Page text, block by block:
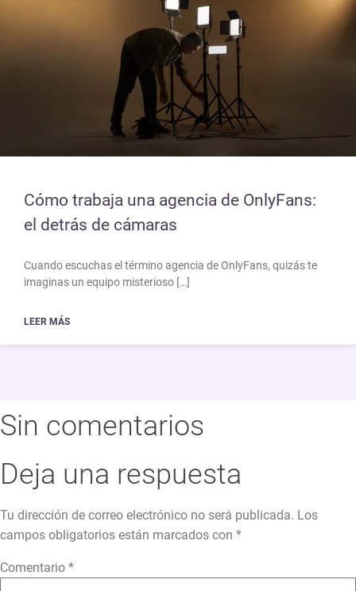
Cómo trabaja una agencia de OnlyFans:
el detrás de cámaras
Cuando escuchas el término agencia de OnlyFans, quizás te
imaginas un equipo misterioso […]
LEER MÁS
Sin comentarios
Deja una respuesta
Tu dirección de correo electrónico no será publicada. Los
campos obligatorios están marcados con *
Comentario *